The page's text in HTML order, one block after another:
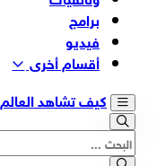
برامج
فیدیو
أقسام أخری
كيف تشاهد العالم